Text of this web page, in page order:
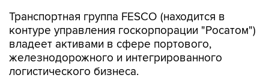
Транспортная группа FESCO (находится в
контуре управления госкорпорации "Росатом")
владеет активами в сфере портового,
железнодорожного и интегрированного
логистического бизнеса.